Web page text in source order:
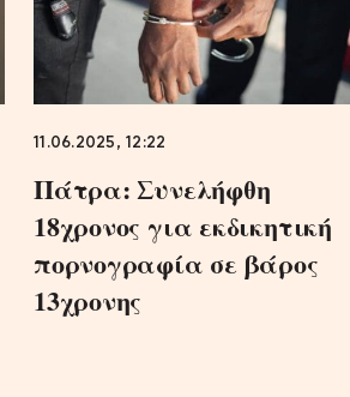
11.06.2025, 12:22
Πάτρα: Συνελήφθη
18χρονος για εκδικητική
πορνογραφία σε βάρος
13χρονης